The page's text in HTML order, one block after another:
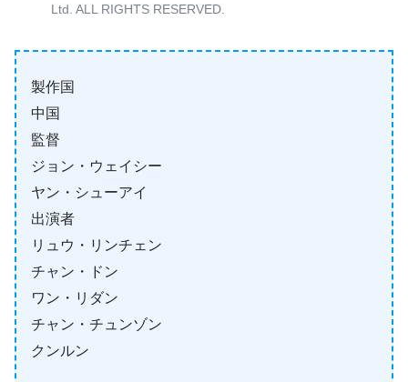
Ltd. ALL RIGHTS RESERVED.
製作国
中国
監督
ジョン・ウェイシー
ヤン・シューアイ
出演者
リュウ・リンチェン
チャン・ドン
ワン・リダン
チャン・チュンゾン
クンルン